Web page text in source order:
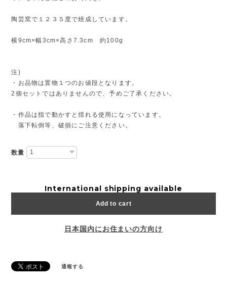
陶芸窯で１２３５度で焼成しています。
横9cm×幅3cm×高さ7.3cm 約100g
注)
・お品物は置物１つのお値段となります。
2個セットではありませんので、予めご了承ください。
・作品は指で動かすと揺れる使用になっています。
落下転倒等、破損にご注意ください。
数量
International shipping available
Add to cart
日本国内にお住まいの方向け
通報する